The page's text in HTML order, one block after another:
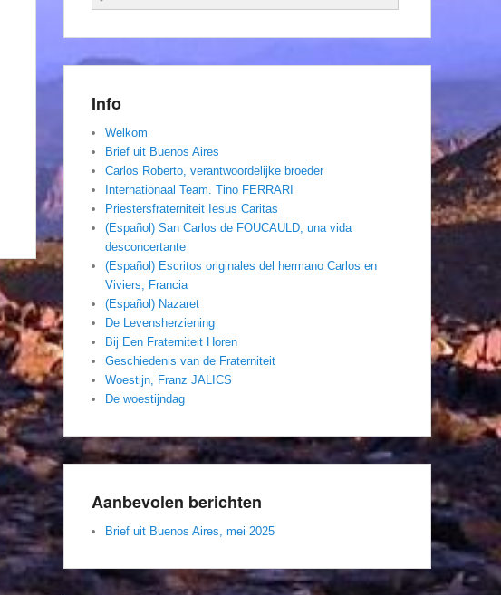
Info
Welkom
Brief uit Buenos Aires
Carlos Roberto, verantwoordelijke broeder
Internationaal Team. Tino FERRARI
Priestersfraterniteit Iesus Caritas
(Español) San Carlos de FOUCAULD, una vida
desconcertante
(Español) Escritos originales del hermano Carlos en
Viviers, Francia
(Español) Nazaret
De Levensherziening
Bij Een Fraterniteit Horen
Geschiedenis van de Fraterniteit
Woestijn, Franz JALICS
De woestijndag
Aanbevolen berichten
Brief uit Buenos Aires, mei 2025